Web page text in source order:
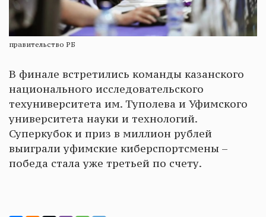
правительство РБ
В финале встретились команды казанского
национального исследовательского
техуниверситета им. Туполева и Уфимского
университета науки и технологий.
Суперкубок и приз в миллион рублей
выиграли уфимские киберспортсмены –
победа стала уже третьей по счету.